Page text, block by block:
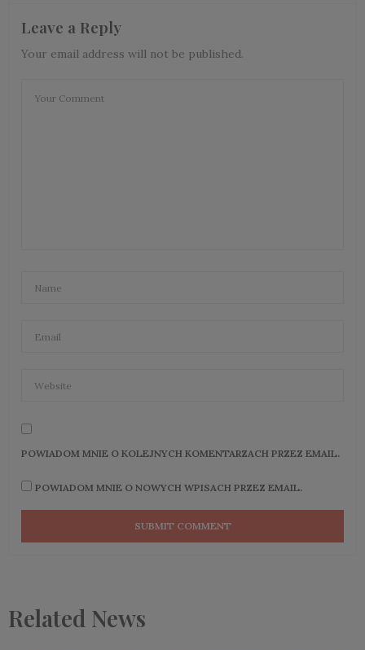
Leave a Reply
Your email address will not be published.
POWIADOM MNIE O KOLEJNYCH KOMENTARZACH PRZEZ EMAIL.
POWIADOM MNIE O NOWYCH WPISACH PRZEZ EMAIL.
Related News